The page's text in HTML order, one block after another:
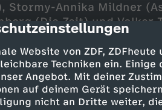
description
Website von ZDF,
Techniken ein.
Angebot. Mit deiner
auf deinem Gerät
nicht an Dritte weiter,
Stormy-Annika Mildner
(Die Zeit) und Volker